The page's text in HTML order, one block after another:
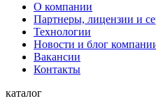
О компании
Партнеры, лицензии и
Технологии
Новости и блог
Вакансии
Контакты
каталог